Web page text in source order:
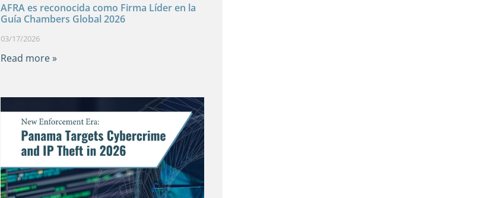
AFRA es reconocida como Firma Líder en la
Guía Chambers Global 2026
03/17/2026
Read more »